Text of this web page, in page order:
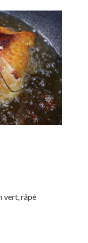
vert, râpé